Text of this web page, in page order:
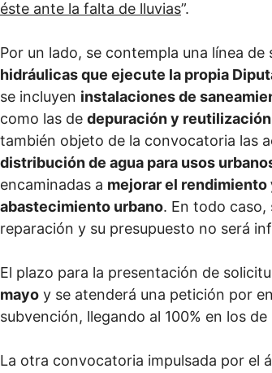
éste ante la falta de lluvias”.
Por un lado, se contempla una línea de
hidráulicas que ejecute la propia
se incluyen instalaciones de
como las de depuración y reutilización
también objeto de la convocatoria las
distribución de agua para usos
encaminadas a mejorar el rendimiento
abastecimiento urbano. En todo
reparación y su presupuesto no será
El plazo para la presentación de
mayo y se atenderá una petición por
subvención, llegando al 100% en los
La otra convocatoria impulsada por el